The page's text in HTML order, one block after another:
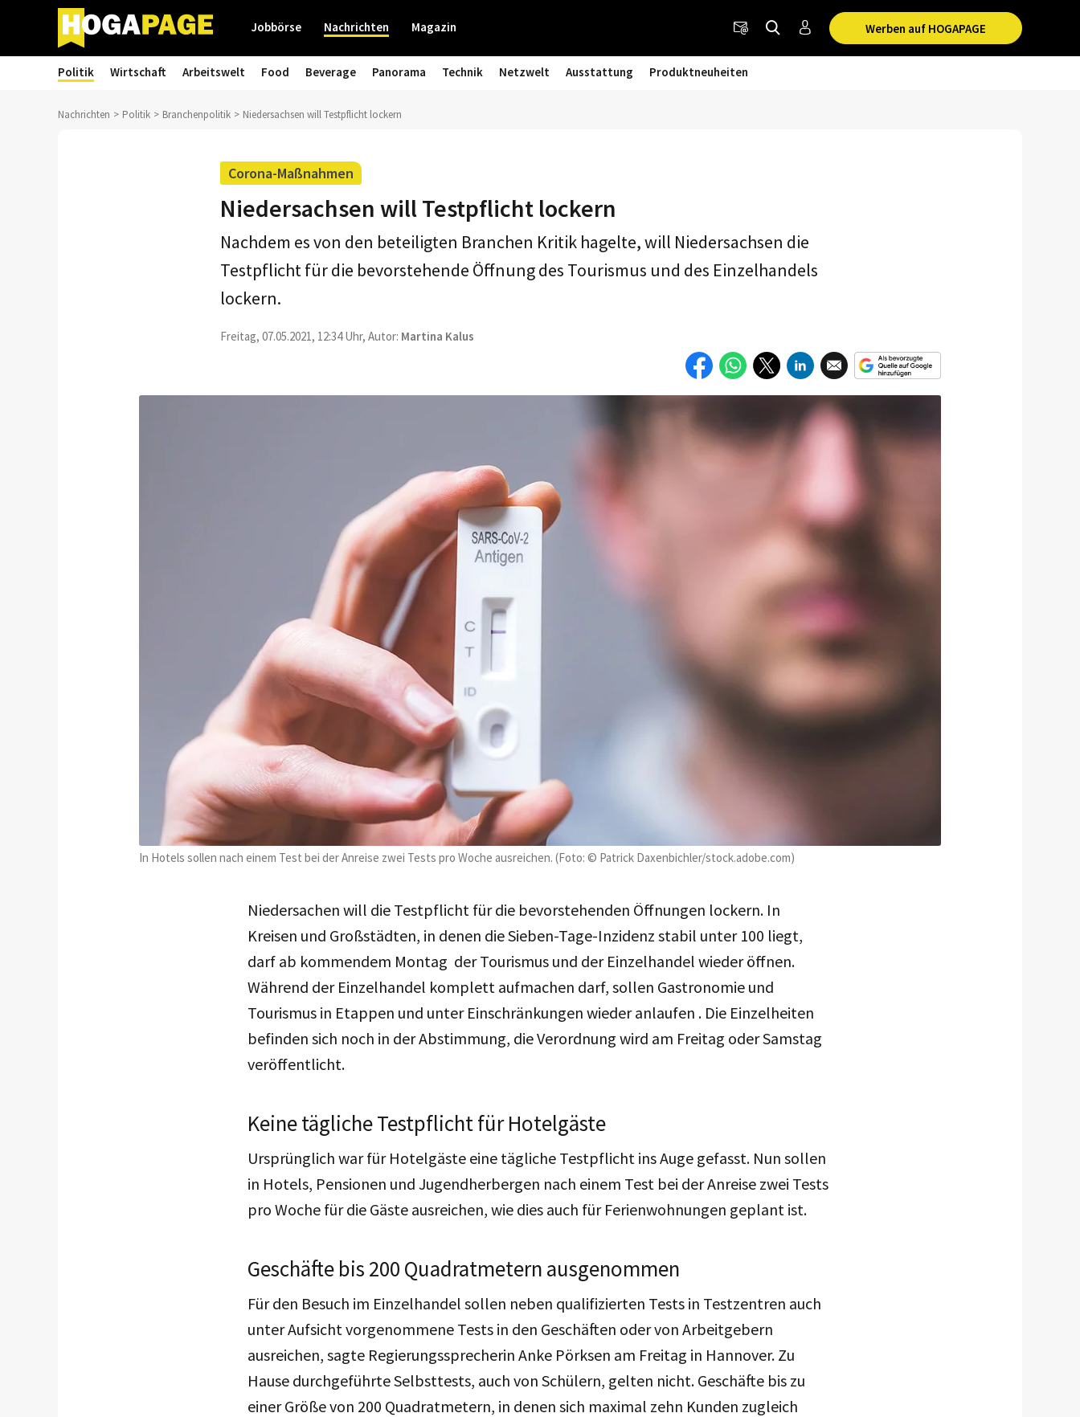
Werben auf HOGAPAGE
Jobbörse Nachrichten Magazin
Politik Wirtschaft Arbeitswelt Food Beverage Panorama Technik Netzwelt Ausstattung Produktneuheiten
Nachrichten Politik Branchenpolitik Niedersachsen will Testpflicht lockern
Corona-Maßnahmen
Niedersachsen will Testpflicht lockern
In Hotels sollen nach einem Test bei der Anreise zwei Tests pro Woche ausreichen. (Foto: © Patrick Daxenbichler/stock.adobe.com)
Nachdem es von den beteiligten Branchen Kritik hagelte, will Niedersachsen die
Testpflicht für die bevorstehende Öffnung des Tourismus und des Einzelhandels
lockern.
Freitag, 07.05.2021, 12:34 Uhr, Autor: Martina Kalus
Niedersachen will die Testpflicht für die bevorstehenden Öffnungen lockern. In
Kreisen und Großstädten, in denen die Sieben-Tage-Inzidenz stabil unter 100 liegt,
darf ab kommendem Montag der Tourismus und der Einzelhandel wieder öffnen.
Während der Einzelhandel komplett aufmachen darf, sollen Gastronomie und
Tourismus in Etappen und unter Einschränkungen wieder anlaufen . Die Einzelheiten
befinden sich noch in der Abstimmung, die Verordnung wird am Freitag oder Samstag
veröffentlicht.
Keine tägliche Testpflicht für Hotelgäste
Ursprünglich war für Hotelgäste eine tägliche Testpflicht ins Auge gefasst. Nun sollen
in Hotels, Pensionen und Jugendherbergen nach einem Test bei der Anreise zwei Tests
pro Woche für die Gäste ausreichen, wie dies auch für Ferienwohnungen geplant ist.
Geschäfte bis 200 Quadratmetern ausgenommen
Für den Besuch im Einzelhandel sollen neben qualifizierten Tests in Testzentren auch
unter Aufsicht vorgenommene Tests in den Geschäften oder von Arbeitgebern
ausreichen, sagte Regierungssprecherin Anke Pörksen am Freitag in Hannover. Zu
Hause durchgeführte Selbsttests, auch von Schülern, gelten nicht. Geschäfte bis zu
einer Größe von 200 Quadratmetern, in denen sich maximal zehn Kunden zugleich